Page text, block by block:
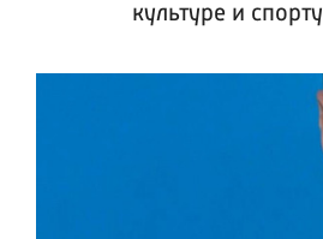
культуре и спорту